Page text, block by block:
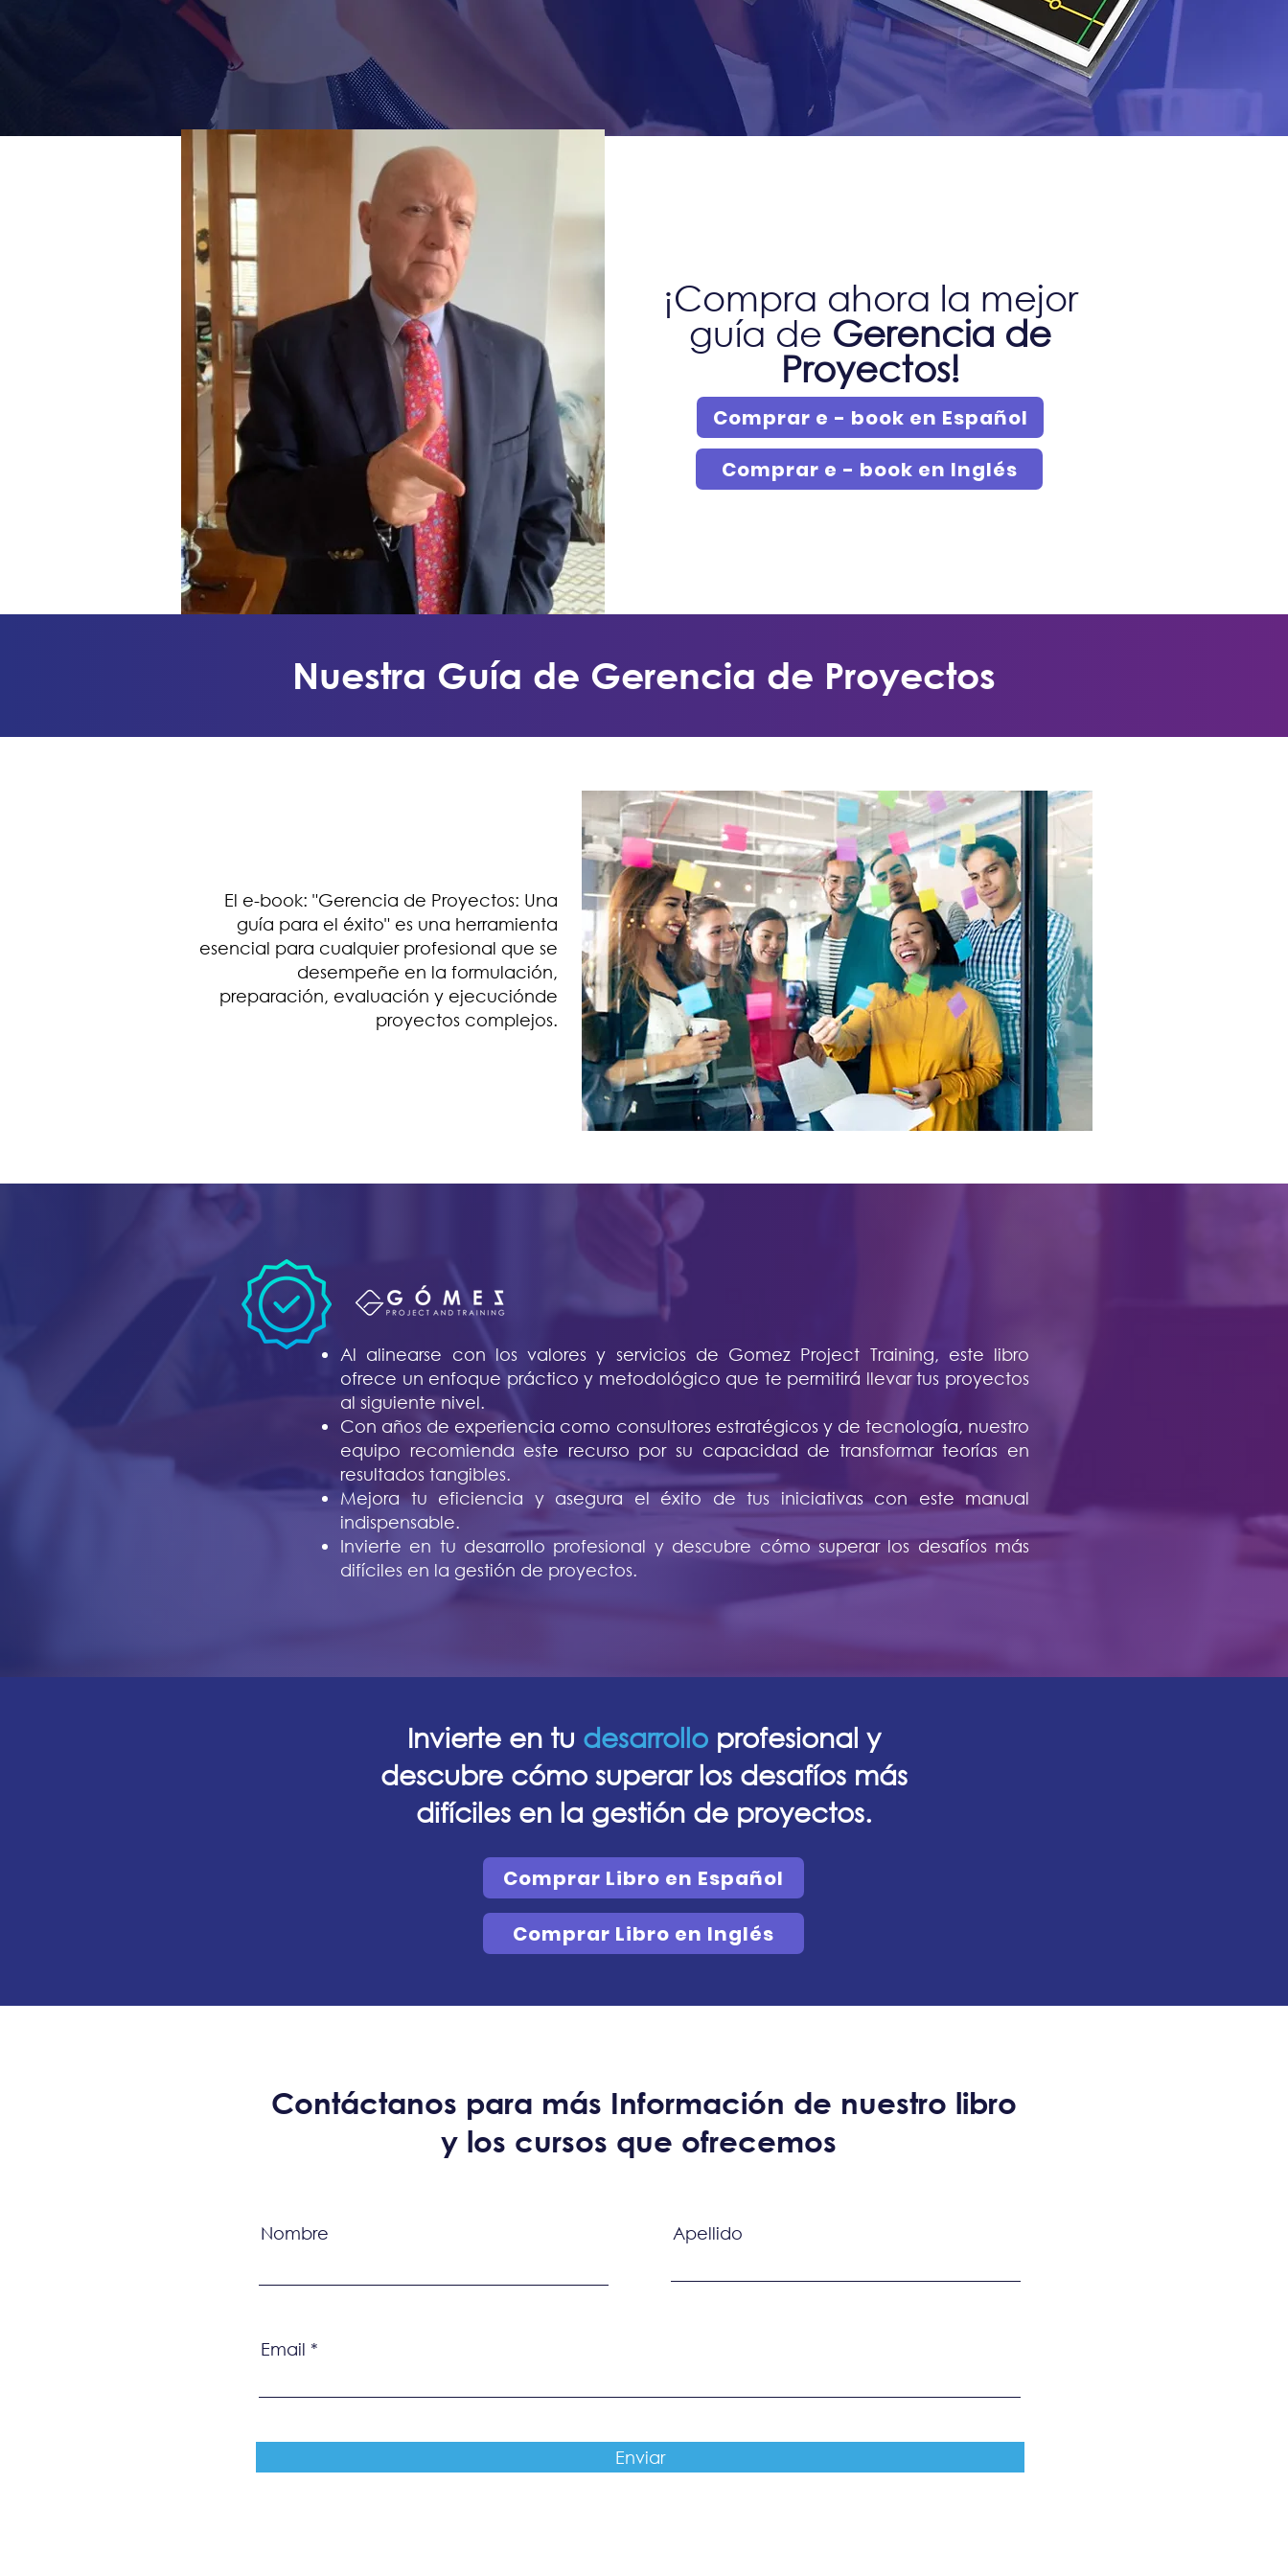
¡Compra ahora la mejor
guía de Gerencia de
Proyectos!
Comprar e - book en Español
Comprar e - book en Inglés
Nuestra Guía de Gerencia de Proyectos
El e-book: "Gerencia de Proyectos: Una
guía para el éxito" es una herramienta
esencial para cualquier profesional que se
desempeñe en la formulación,
preparación, evaluación y ejecuciónde
proyectos complejos.
Al alinearse con los valores y servicios de Gomez Project Training, este libro
ofrece un enfoque práctico y metodológico que te permitirá llevar tus proyectos
al siguiente nivel.
Con años de experiencia como consultores estratégicos y de tecnología, nuestro
equipo recomienda este recurso por su capacidad de transformar teorías en
resultados tangibles.
Mejora tu eficiencia y asegura el éxito de tus iniciativas con este manual
indispensable.
Invierte en tu desarrollo profesional y descubre cómo superar los desafíos más
difíciles en la gestión de proyectos.
Invierte en tu desarrollo profesional y
descubre cómo superar los desafíos más
difíciles en la gestión de proyectos.
Comprar Libro en Español
Comprar Libro en Inglés
Contáctanos para más Información de nuestro libro
y los cursos que ofrecemos
Nombre Apellido
Email
Enviar